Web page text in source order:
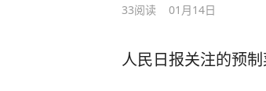
33阅读 01月14日
人民日报关注的预